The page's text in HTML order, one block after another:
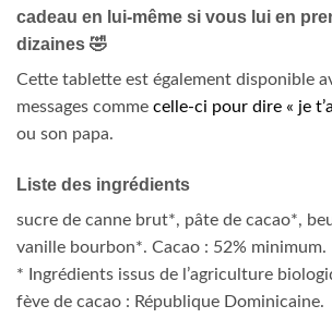
cadeau en lui-même si vous lui en
dizaines 🤣
Cette tablette est également disponible
messages comme celle-ci pour dire « je
ou son papa.
Liste des ingrédients
sucre de canne brut*, pâte de cacao*,
vanille bourbon*. Cacao : 52% minimum.
* Ingrédients issus de l’agriculture
fève de cacao : République Dominicaine.